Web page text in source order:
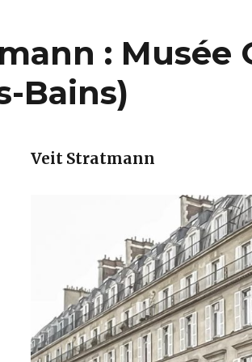
: Musée
Bains)
Veit Stratmann